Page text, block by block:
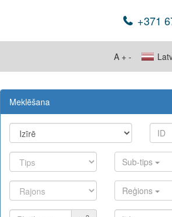
+371
A + -
Meklēšana
Sub-tips
Reģions